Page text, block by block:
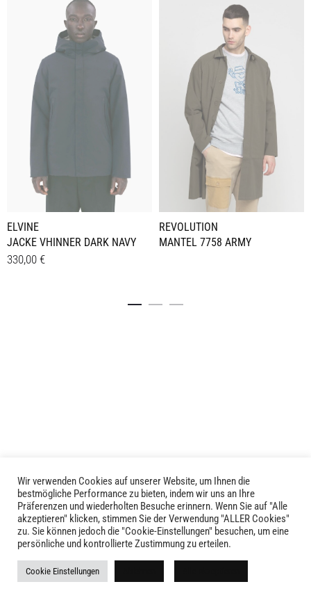
ELVINE
JACKE VHINNER DARK NAVY
330,00 €
gewählt
werden
REVOLUTION
MANTEL 7758 ARMY
LIVID © 2024
Kontakt
Versandkosten
Wir verwenden Cookies auf unserer Website, um Ihnen die
bestmögliche Performance zu bieten, indem wir uns an Ihre
Präferenzen und wiederholten Besuche erinnern. Wenn Sie auf "Alle
akzeptieren" klicken, stimmen Sie der Verwendung "ALLER Cookies"
zu. Sie können jedoch die "Cookie-Einstellungen" besuchen, um eine
persönliche und kontrollierte Zustimmung zu erteilen.
Cookie Einstellungen